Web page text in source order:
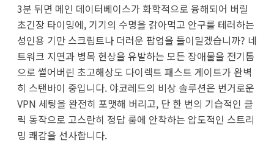
3분 뒤면 메인 데이터베이스가 화학적으로 융해되어 버릴
초긴장 타이밍에, 기기의 수명을 갉아먹고 안구를 테러하는
성인용 기만 스크립트나 더러운 팝업을 들이밀겠습니까? 네
트워크 지연과 병목 현상을 유발하는 모든 장애물을 전기톱
으로 썰어버린 초고해상도 다이렉트 패스트 게이트가 완벽
히 스탠바이 중입니다. 야코레드의 비상 솔루션은 번거로운
VPN 세팅을 완전히 포맷해 버리고, 단 한 번의 기습적인 클
릭 동작으로 고스란히 정답 룸에 안착하는 압도적인 스트리
밍 쾌감을 선사합니다.